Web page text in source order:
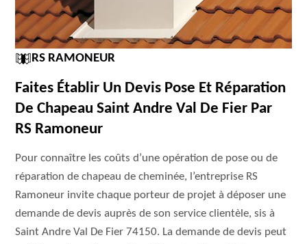
RS RAMONEUR
Faites Établir Un Devis Pose Et Réparation
De Chapeau Saint Andre Val De Fier Par
RS Ramoneur
Pour connaître les coûts d’une opération de pose ou de
réparation de chapeau de cheminée, l’entreprise RS
Ramoneur invite chaque porteur de projet à déposer une
demande de devis auprès de son service clientèle, sis à
Saint Andre Val De Fier 74150. La demande de devis peut